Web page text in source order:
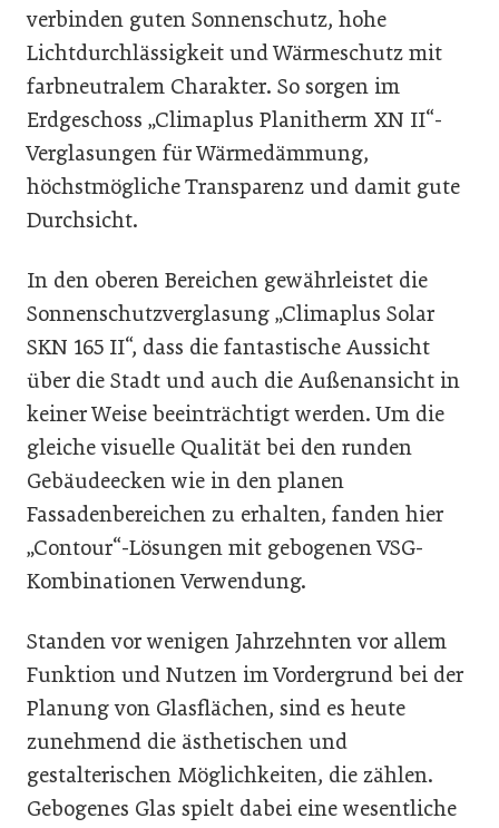
verbinden guten Sonnenschutz, hohe
Lichtdurchlässigkeit und Wärmeschutz mit
farbneutralem Charakter. So sorgen im
Erdgeschoss „Climaplus Planitherm XN II“-
Verglasungen für Wärmedämmung,
höchstmögliche Transparenz und damit gute
Durchsicht.
In den oberen Bereichen gewährleistet die
Sonnenschutzverglasung „Climaplus Solar
SKN 165 II“, dass die fantastische Aussicht
über die Stadt und auch die Außenansicht in
keiner Weise beeinträchtigt werden. Um die
gleiche visuelle Qualität bei den runden
Gebäudeecken wie in den planen
Fassadenbereichen zu erhalten, fanden hier
„Contour“-Lösungen mit gebogenen VSG-
Kombinationen Verwendung.
Standen vor wenigen Jahrzehnten vor allem
Funktion und Nutzen im Vordergrund bei der
Planung von Glasflächen, sind es heute
zunehmend die ästhetischen und
gestalterischen Möglichkeiten, die zählen.
Gebogenes Glas spielt dabei eine wesentliche